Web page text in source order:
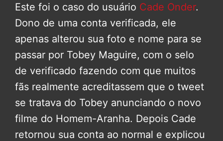
Este foi o caso do usuário Cade Onder.
Dono de uma conta verificada, ele
apenas alterou sua foto e nome para se
passar por Tobey Maguire, com o selo
de verificado fazendo com que muitos
fãs realmente acreditassem que o tweet
se tratava do Tobey anunciando o novo
filme do Homem-Aranha. Depois Cade
retornou sua conta ao normal e explicou